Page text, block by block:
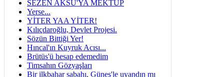
SEZEN AKSU'YA MEKTUP
Yerse...
YİTER YAA YİTER!
Kılıçdaroğlu, Devlet Projesi.
Sözün Bittiği Yer!
Hıncal'ın Kuyruk Acısı...
Brütüs'ü hesap edemedim
Timsahın Gözyaşları
Bir ilkbahar sabahı, Güneş'le uyandın mı